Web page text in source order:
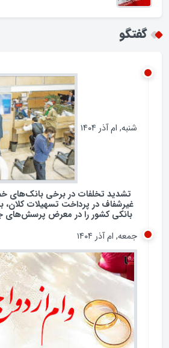
تشدید تخلفات در برخی بانک‌های
غیرشفاف در پرداخت تسهیلات کلان،
بانکی کشور را در معرض پرسش‌های
جمعه, ام آذر ۱۴۰۴